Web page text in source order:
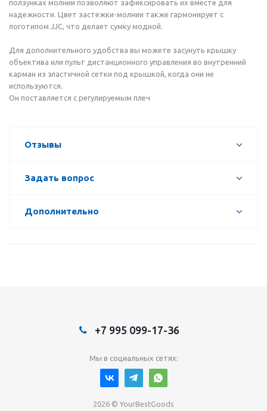
ползунках молнии позволяют зафиксировать их вместе для
надежности. Цвет застежки-молнии также гармонирует с
логотипом JJC, что делает сумку модной.
Для дополнительного удобства вы можете засунуть крышку
объектива или пульт дистанционного управления во внутренний
карман из эластичной сетки под крышкой, когда они не
используются.
Он поставляется с регулируемым плеч
Отзывы
Задать вопрос
Дополнительно
+7 995 099-17-36
Мы в социальных сетях:
2026 © YourBestGoods